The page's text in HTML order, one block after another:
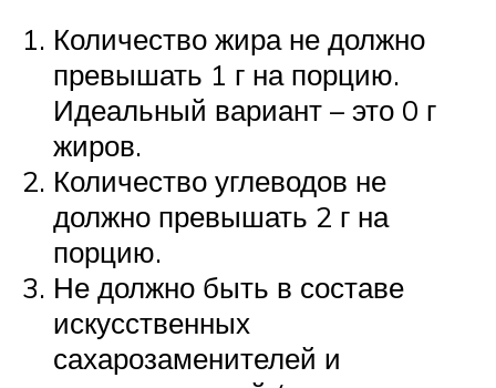
Количество жира не должно
превышать 1 г на порцию.
Идеальный вариант – это 0 г
жиров.
Количество углеводов не
должно превышать 2 г на
порцию.
Не должно быть в составе
искусственных
сахарозаменителей и